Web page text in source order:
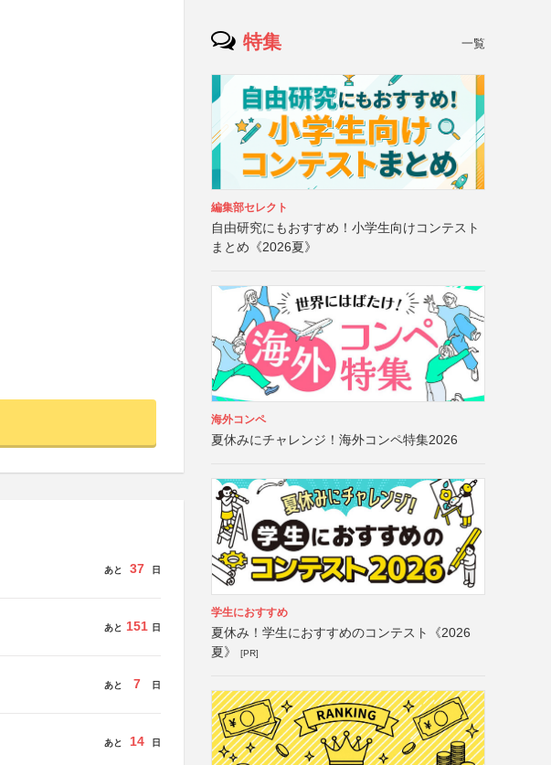
あと 37 日
あと 151 日
あと 7 日
あと 14 日
特集 一覧
編集部セレクト
自由研究にもおすすめ！小学生向けコンテスト
まとめ《2026夏》
海外コンペ
夏休みにチャレンジ！海外コンペ特集2026
学生におすすめ
夏休み！学生におすすめのコンテスト《2026
夏》
[PR]